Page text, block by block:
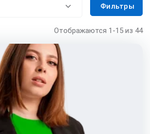
Фильтры
Отображаются 1-15 из 44